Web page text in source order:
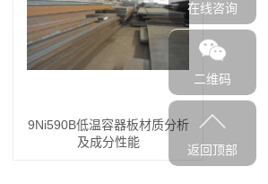
9Ni590B低温容器板材质分析
及成分性能
在线咨询
二维码
返回顶部